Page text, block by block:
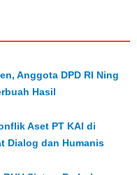
Anggota DPD RI Ning
Hasil
Aset PT KAI di
Dialog dan Humanis